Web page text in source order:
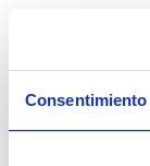
Consentimiento